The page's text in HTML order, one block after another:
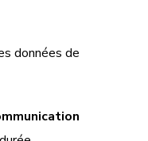
données de